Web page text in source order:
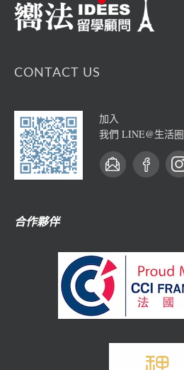
CONTACT US
加入
我們 LINE@生活圈
合作夥伴